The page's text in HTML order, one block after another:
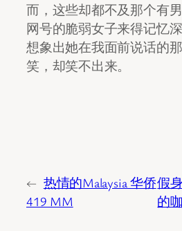
而，这些却都不及那个有
网号的脆弱女子来得记忆
想象出她在我面前说话的
笑，却笑不出来。
← 热情的Malaysia 华侨
419 MM
假
的